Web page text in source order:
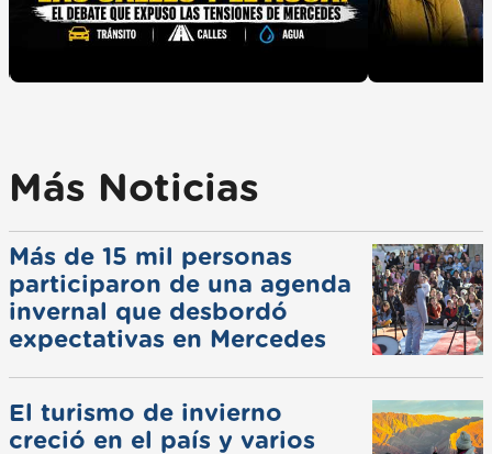
Más Noticias
Más de 15 mil personas
participaron de una agenda
invernal que desbordó
expectativas en Mercedes
El turismo de invierno
creció en el país y varios